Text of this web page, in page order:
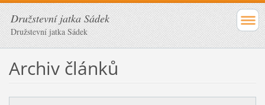
Družstevní jatka Sádek
Družstevní jatka Sádek
Archiv článků